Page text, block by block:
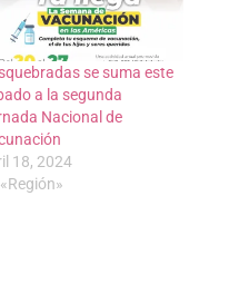
se suma este
a la segunda
Nacional de
18, 2024